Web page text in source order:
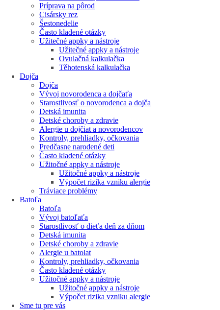
Príprava na pôrod
Cisársky rez
Šestonedelie
Často kladené otázky
Užitečné appky a nástroje
Užitečné appky a nástroje
Ovulačná kalkulačka
Těhotenská kalkulačka
Dojča
Dojča
Vývoj novorodenca a dojčaťa
Starostlivosť o novorodenca a dojča
Detská imunita
Detské choroby a zdravie
Alergie u dojčiat a novorodencov
Kontroly, prehliadky, očkovania
Predčasne narodené deti
Často kladené otázky
Užitočné appky a nástroje
Užitočné appky a nástroje
Výpočet rizika vzniku alergie
Tráviace problémy
Batoľa
Batoľa
Vývoj batoľaťa
Starostlivosť o dieťa deň za dňom
Detská imunita
Detské choroby a zdravie
Alergie u batolat
Kontroly, prehliadky, očkovania
Často kladené otázky
Užitočné appky a nástroje
Užitočné appky a nástroje
Výpočet rizika vzniku alergie
Sme tu pre vás